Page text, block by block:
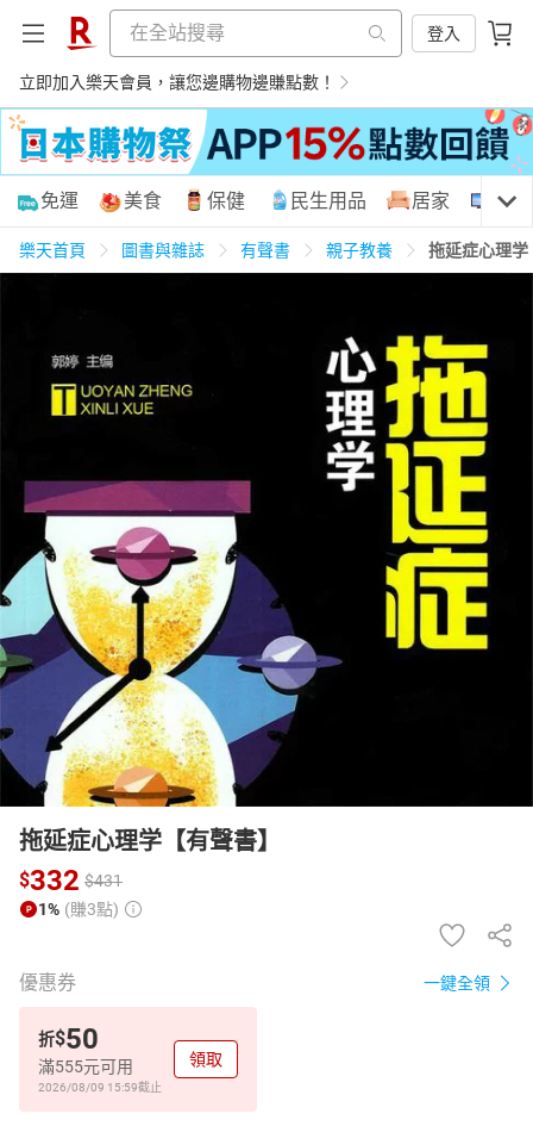
登入
立即加入樂天會員，讓您邊購物邊賺點數！
購物網分類
居家生活 運動休閒 親子玩具
女裝 男裝 情趣用品
日本購物 電子/紙本書
HOT
免運 美食 保健 民生用品 居家 3C
樂天首頁 圖書與雜誌 有聲書 親子教養 拖延症心理学
拖延症心理学【有聲書】
$332 $431
1% (賺3點)
優惠券 一鍵全領
折$50
滿555元可用
2026/08/09 15:59截止
領取